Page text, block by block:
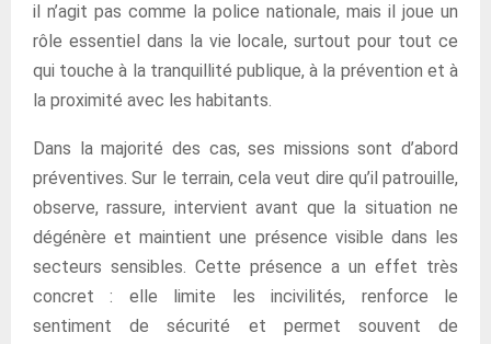
il n’agit pas comme la police nationale, mais il joue un
rôle essentiel dans la vie locale, surtout pour tout ce
qui touche à la tranquillité publique, à la prévention et à
la proximité avec les habitants.
Dans la majorité des cas, ses missions sont d’abord
préventives. Sur le terrain, cela veut dire qu’il patrouille,
observe, rassure, intervient avant que la situation ne
dégénère et maintient une présence visible dans les
secteurs sensibles. Cette présence a un effet très
concret : elle limite les incivilités, renforce le
sentiment de sécurité et permet souvent de